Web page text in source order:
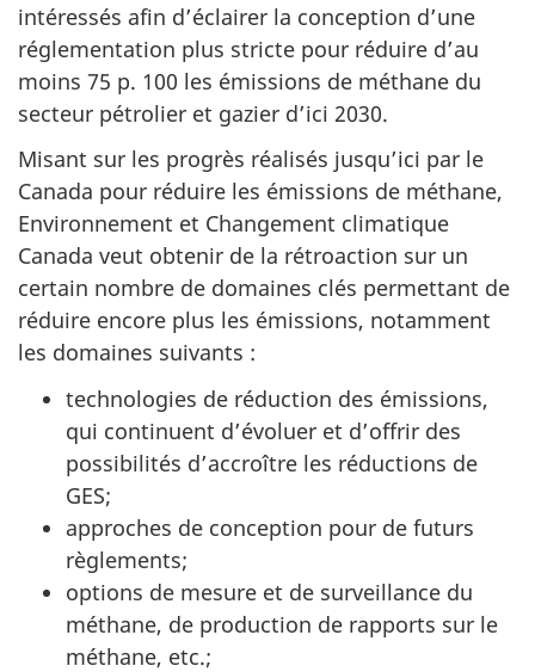
intéressés afin d’éclairer la conception d’une
réglementation plus stricte pour réduire d’au
moins 75 p. 100 les émissions de méthane du
secteur pétrolier et gazier d’ici 2030.
Misant sur les progrès réalisés jusqu’ici par le
Canada pour réduire les émissions de méthane,
Environnement et Changement climatique
Canada veut obtenir de la rétroaction sur un
certain nombre de domaines clés permettant de
réduire encore plus les émissions, notamment
les domaines suivants :
technologies de réduction des émissions,
qui continuent d’évoluer et d’offrir des
possibilités d’accroître les réductions de
GES;
approches de conception pour de futurs
règlements;
options de mesure et de surveillance du
méthane, de production de rapports sur le
méthane, etc.;